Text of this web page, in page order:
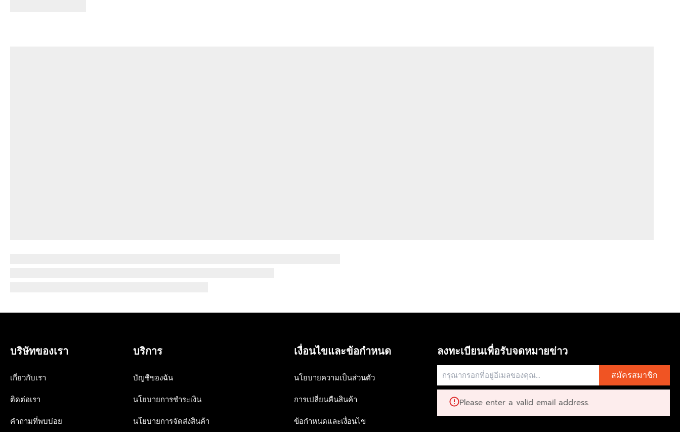
บริษัทของเรา
เกี่ยวกับเรา
ติดต่อเรา
คำถามที่พบบ่อย
บริการ
บัญชีของฉัน
นโยบายการชำระเงิน
นโยบายการจัดส่งสินค้า
เงื่อนไขและข้อกำหนด
นโยบายความเป็นส่วนตัว
การเปลี่ยนคืนสินค้า
ข้อกำหนดและเงื่อนไข
ลงทะเบียนเพื่อรับจดหมายข่าว
สมัครสมาชิก
Please enter a valid email address.